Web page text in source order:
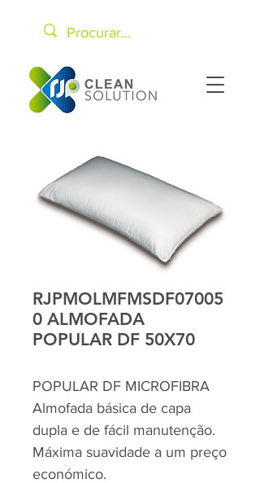
RJPMOLMFMSDF07005
0 ALMOFADA
POPULAR DF 50X70
POPULAR DF MICROFIBRA
Almofada básica de capa
dupla e de fácil manutenção.
Máxima suavidade a um preço
económico.